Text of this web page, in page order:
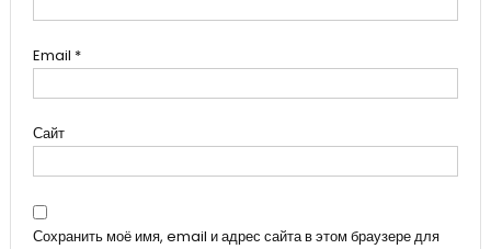
Email *
Сайт
Сохранить моё имя, email и адрес сайта в этом браузере для